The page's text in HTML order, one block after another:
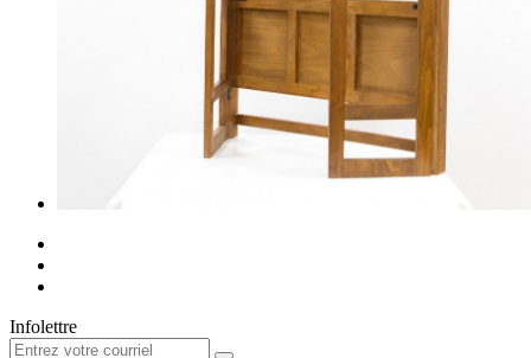
Infolettre